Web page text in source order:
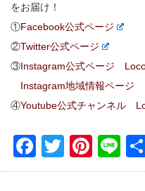
をお届け！
①Facebook公式ページ
②Twitter公式ページ
③Instagram公式ページ
Instagram地域情報ページ
④Youtube公式チャンネル
Facebook
Twitter